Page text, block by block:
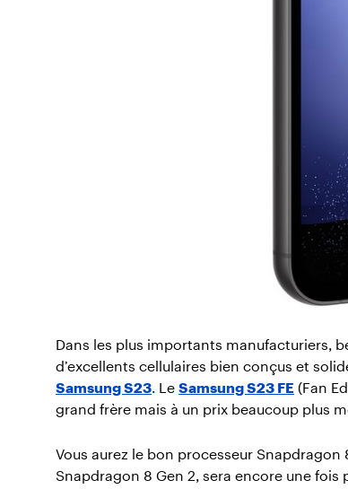
Dans les plus importants manufacturiers,
d’excellents cellulaires bien conçus et
Samsung S23. Le Samsung S23 FE (Fan
grand frère mais à un prix beaucoup plus
Vous aurez le bon processeur Snapdragon
Snapdragon 8 Gen 2, sera encore une fois